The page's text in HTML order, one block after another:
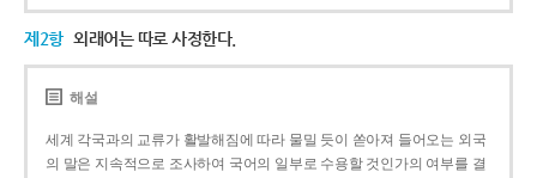
제2항 외래어는 따로 사정한다.
해설
세계 각국과의 교류가 활발해짐에 따라 물밀 듯이 쏟아져 들어오는 외국
의 말은 지속적으로 조사하여 국어의 일부로 수용할 것인가의 여부를 결